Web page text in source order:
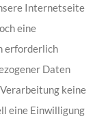
Internetseite
eine
erforderlich
Daten
keine
eine Einwilligung